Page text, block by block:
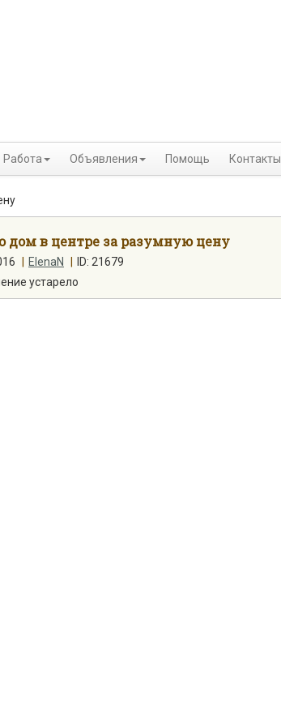
Работа Объявления Помощь Контакты
дом в центре за разумную цену
ElenaN
ID: 21679
устарело